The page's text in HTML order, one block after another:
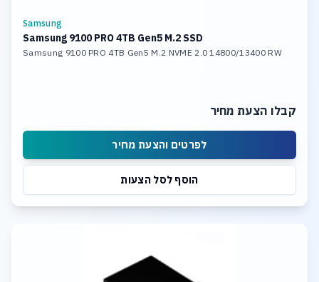
Samsung
Samsung 9100 PRO 4TB Gen5 M.2 SSD
Samsung 9100 PRO 4TB Gen5 M.2 NVME 2.0 14800/13400 RW
קבלו הצעת מחיר
לפרטים והצעת מחיר
הוסף לסל הצעות